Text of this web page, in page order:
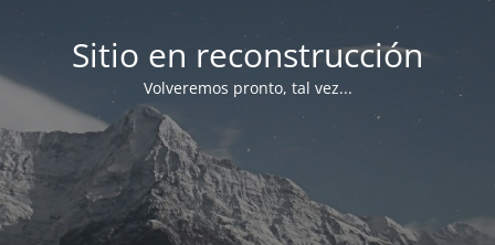
Sitio en reconstrucción
Volveremos pronto, tal vez...